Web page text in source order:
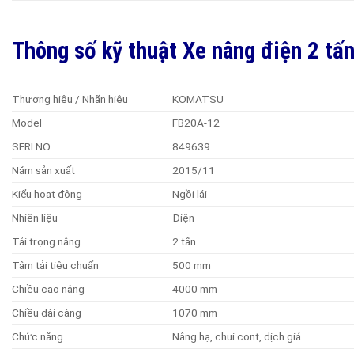
Thông số kỹ thuật Xe nâng điện 2
Thương hiệu / Nhãn hiệu
KOMATSU
Model
FB20A-12
SERI NO
849639
Năm sản xuất
2015/11
Kiểu hoạt động
Ngồi lái
Nhiên liệu
Điện
Tải trọng nâng
2 tấn
Tâm tải tiêu chuẩn
500 mm
Chiều cao nâng
4000 mm
Chiều dài càng
1070 mm
Chức năng
Nâng hạ, chui cont, dịch giá